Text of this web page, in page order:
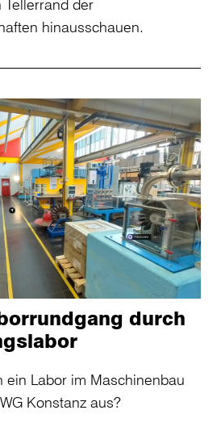
Tellerrand der
hinausschauen.
durch
ein Labor im Maschinenbau
Konstanz aus?